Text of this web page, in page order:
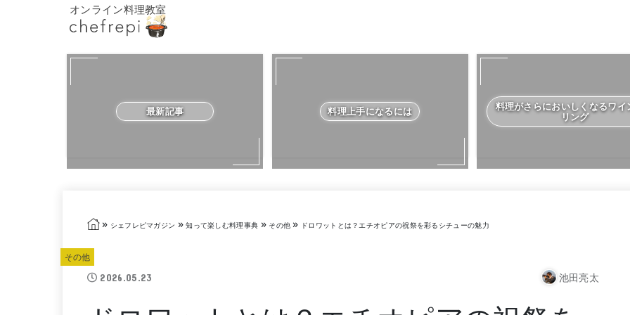
オンライン料理教室
最新記事 料理上手になるには
料理がさらにおいしくなるワイ
リング
» シェフレピマガジン » 知って楽しむ料理事典 » その他 » ドロワットとは？エチオピアの祝祭を彩るシチューの魅力
その他
2026.05.23 池田亮太